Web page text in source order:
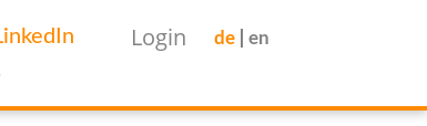
Login en
de